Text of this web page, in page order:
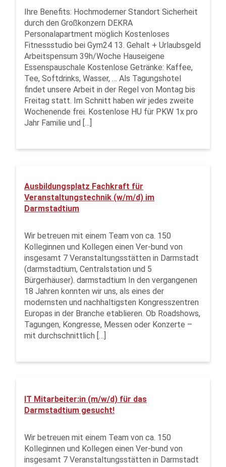
Ihre Benefits: Hochmoderner Standort Sicherheit
durch den Großkonzern DEKRA
Personalapartment möglich Kostenloses
Fitnessstudio bei Gym24 13. Gehalt + Urlaubsgeld
Arbeitspensum 39h/Woche Hauseigene
Essenspauschale Kostenlose Getränke: Kaffee,
Tee, Softdrinks, Wasser, … Als Tagungshotel
findet unsere Arbeit in der Regel von Montag bis
Freitag statt. Im Schnitt haben wir jedes zweite
Wochenende frei. Kostenlose HU für PKW 1x pro
Jahr Familie und […]
Ausbildungsplatz Fachkraft für
Veranstaltungstechnik (w/m/d) im
Darmstadtium
Wir betreuen mit einem Team von ca. 150
Kolleginnen und Kollegen einen Ver-bund von
insgesamt 7 Veranstaltungsstätten in Darmstadt
(darmstadtium, Centralstation und 5
Bürgerhäuser). darmstadtium In den vergangenen
18 Jahren konnten wir uns, als eines der
modernsten und nachhaltigsten Kongresszentren
Europas in der Branche etablieren. Ob Roadshows,
Tagungen, Kongresse, Messen oder Konzerte –
mit durchschnittlich […]
IT Mitarbeiter:in (m/w/d) für das
Darmstadtium gesucht!
Wir betreuen mit einem Team von ca. 150
Kolleginnen und Kollegen einen Ver-bund von
insgesamt 7 Veranstaltungsstätten in Darmstadt